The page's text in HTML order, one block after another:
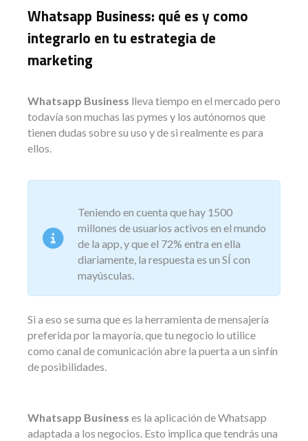
Whatsapp Business: qué es y como
integrarlo en tu estrategia de
marketing
Whatsapp Business lleva tiempo en el mercado pero
todavía son muchas las pymes y los autónomos que
tienen dudas sobre su uso y de si realmente es para
ellos.
Teniendo en cuenta que hay 1500
millones de usuarios activos en el mundo
de la app, y que el 72% entra en ella
diariamente, la respuesta es un SÍ con
mayúsculas.
Si a eso se suma que es la herramienta de mensajería
preferida por la mayoría, que tu negocio lo utilice
como canal de comunicación abre la puerta a un sinfín
de posibilidades.
Whatsapp Business es la aplicación de Whatsapp
adaptada a los negocios. Esto implica que tendrás una